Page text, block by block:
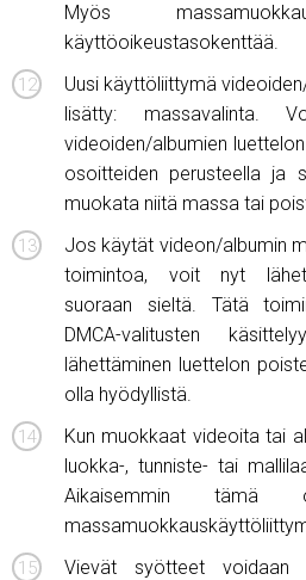
Myös
käyttöoikeustasokenttää.
Uusi käyttöliittymä
lisätty: massavalinta.
videoiden/albumien
osoitteiden perusteella ja
muokata niitä massa tai
Jos käytät videon/albumin
toimintoa, voit nyt
suoraan sieltä. Tätä
DMCA-valitusten
lähettäminen luettelon
olla hyödyllistä.
Kun muokkaat videoita tai
luokka-, tunniste- tai
Aikaisemmin tämä
Vievät syötteet voidaan